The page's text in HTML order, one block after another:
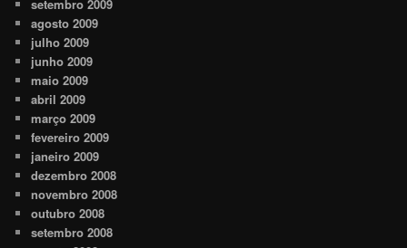
setembro 2009
agosto 2009
julho 2009
junho 2009
maio 2009
abril 2009
março 2009
fevereiro 2009
janeiro 2009
dezembro 2008
novembro 2008
outubro 2008
setembro 2008